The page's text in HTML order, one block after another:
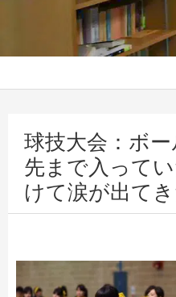
球技大会：ボ
先まで入って
けて涙が出てき